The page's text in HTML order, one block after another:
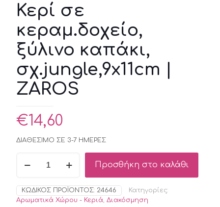
Κερί σε
κεραμ.δοχείο,
ξύλινο καπάκι,
σχ.jungle,9x11cm |
ZAROS
€14,60
ΔΙΑΘΕΣΙΜΟ ΣΕ 3-7 ΗΜΕΡΕΣ
ξύλινο
καπάκι,
σχ.jungle,9x11cm
Προσθήκη στο καλάθι
ΚΩΔΙΚΌΣ ΠΡΟΪΌΝΤΟΣ: 24646
Κατηγορίες:
Αρωματικά Χώρου - Κεριά Διακόσμηση